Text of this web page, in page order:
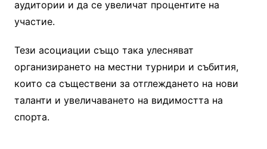
аудитории и да се увеличат процентите на
участие.
Тези асоциации също така улесняват
организирането на местни турнири и събития,
които са съществени за отглеждането на нови
таланти и увеличаването на видимостта на
спорта.